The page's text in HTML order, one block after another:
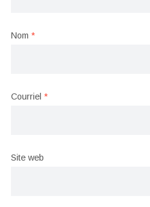
Nom *
Courriel *
Site web